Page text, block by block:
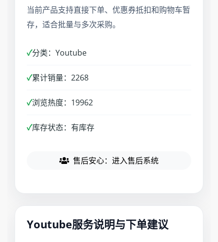
当前产品支持直接下单、优惠券抵扣和购物车暂
存，适合批量与多次采购。
✓分类：Youtube
✓累计销量：2268
✓浏览热度：19962
✓库存状态：有库存
售后安心：进入售后系统
Youtube服务说明与下单建议